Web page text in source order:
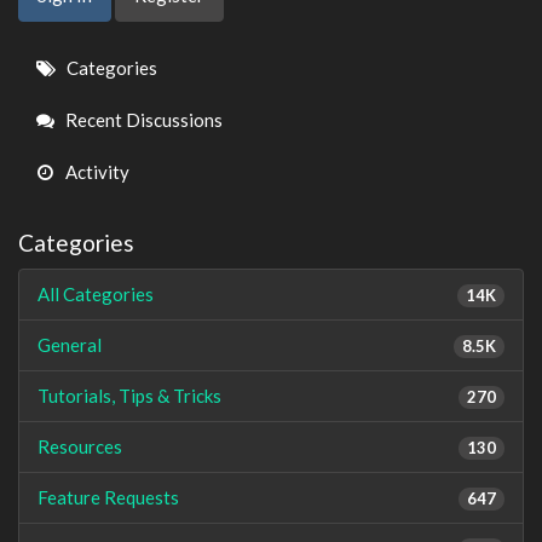
Quick
Links
Categories
Recent Discussions
Activity
Categories
14K
All Categories
8.5K
General
270
Tutorials, Tips & Tricks
130
Resources
647
Feature Requests